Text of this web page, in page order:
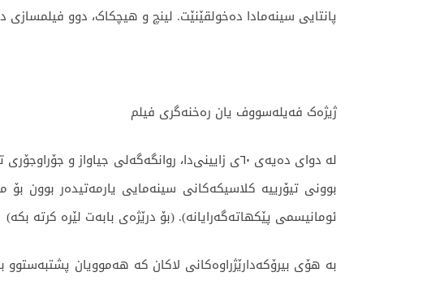
پانتایی سینەمادا دەخولقێنێت. لینچ و هیچکاک، دوو
ژیژەک فەیلەسووف یان رەخنەگری فیلم
لە دوای دەیەی ٦٠ی زایینی‌دا‌، روانگەگەلی
بوونی تیۆرییە کلاسیکەکانی سینەمایی یارمەتیدەر بوون
ئومانیسمی پێکهاتەگەرایانە). (بۆ درێژەی بابەت لێرە کرتە بکە)
بە هۆی بیرۆکەدارێژراوەکانی لاکان کە هەموویان پشتبەستوو